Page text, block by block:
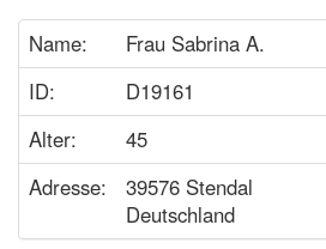
Name:
Frau Sabrina A.
ID:
D19161
Alter:
45
Adresse:
39576 Stendal
Deutschland